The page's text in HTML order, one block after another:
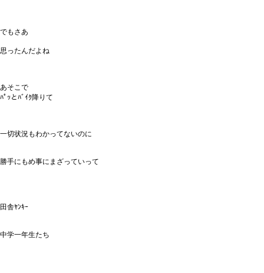
でもさあ
思ったんだよね
あそこで
ﾊﾟｯとﾊﾞｲｸ降りて
一切状況もわかってないのに
勝手にもめ事にまざっていって
田舎ﾔﾝｷｰ
中学一年生たち